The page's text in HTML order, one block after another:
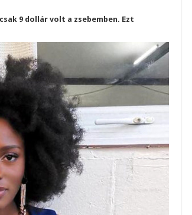
9 dollár volt a zsebemben. Ezt